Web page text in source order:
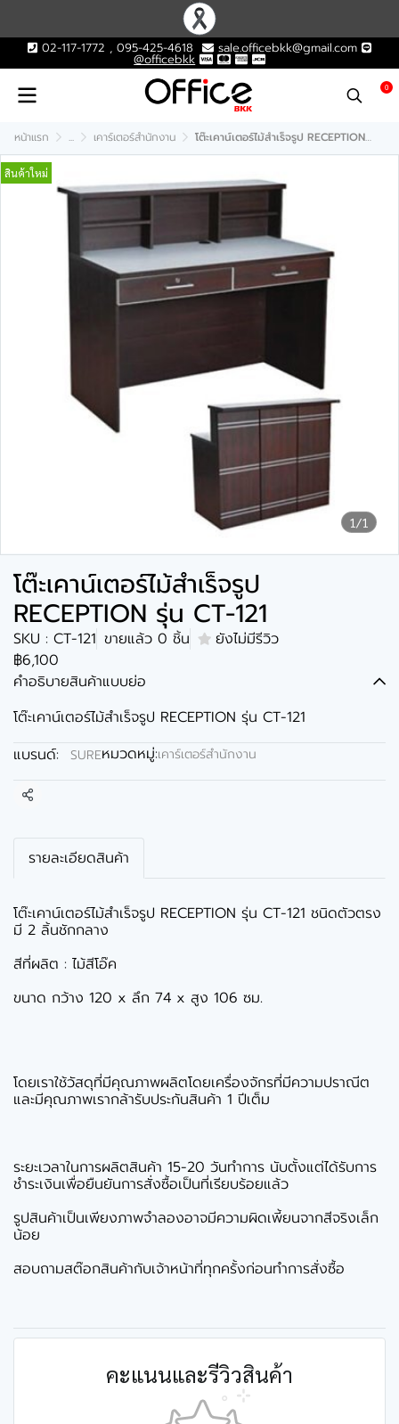
02-117-1772 , 095-425-4618 sale.officebkk@gmail.com
@officebkk
0
หน้าแรก ... เคาร์เตอร์สำนักงาน โต๊ะเคาน์เตอร์ไม้สำเร็จรูป RECEPTION รุ่น CT-121
1/1
สินค้าใหม่
โต๊ะเคาน์เตอร์ไม้สำเร็จรูป
RECEPTION รุ่น CT-121
SKU : CT-121 ขายแล้ว 0 ชิ้น
ยังไม่มีรีวิว
฿6,100
คำอธิบายสินค้าแบบย่อ
โต๊ะเคาน์เตอร์ไม้สำเร็จรูป RECEPTION รุ่น CT-121
แบรนด์:
SUREหมวดหมู่:เคาร์เตอร์สำนักงาน
แชร์
รายละเอียดสินค้า
โต๊ะเคาน์เตอร์ไม้สำเร็จรูป RECEPTION รุ่น CT-121 ชนิดตัวตรง
มี 2 ลิ้นชักกลาง
สีที่ผลิต : ไม้สีโอ๊ค
ขนาด กว้าง 120 x ลึก 74 x สูง 106 ซม.
โดยเราใช้วัสดุที่มีคุณภาพผลิตโดยเครื่องจักรที่มีความปราณีต
และมีคุณภาพเรากล้ารับประกันสินค้า 1 ปีเต็ม
ระยะเวลาในการผลิตสินค้า 15-20 วันทำการ นับตั้งแต่ได้รับการ
ชำระเงินเพื่อยืนยันการสั่งซื้อเป็นที่เรียบร้อยแล้ว
รูปสินค้าเป็นเพียงภาพจำลองอาจมีความผิดเพี้ยนจากสีจริงเล็ก
น้อย
สอบถามสต๊อกสินค้ากับเจ้าหน้าที่ทุกครั้งก่อนทำการสั่งซื้อ
คะแนนและรีวิวสินค้า